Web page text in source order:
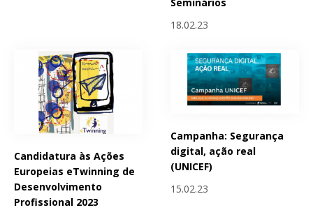
18.02.23
Candidatura às Ações
Europeias eTwinning de
Desenvolvimento
Profissional 2023
Campanha: Segurança
digital, ação real
(UNICEF)
15.02.23